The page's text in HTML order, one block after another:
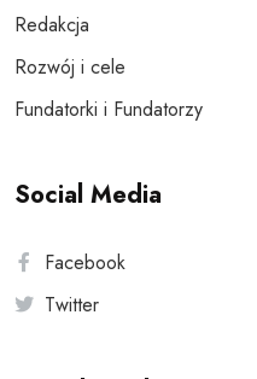
Redakcja
Rozwój i cele
Fundatorki i Fundatorzy
Social Media
Facebook
Twitter